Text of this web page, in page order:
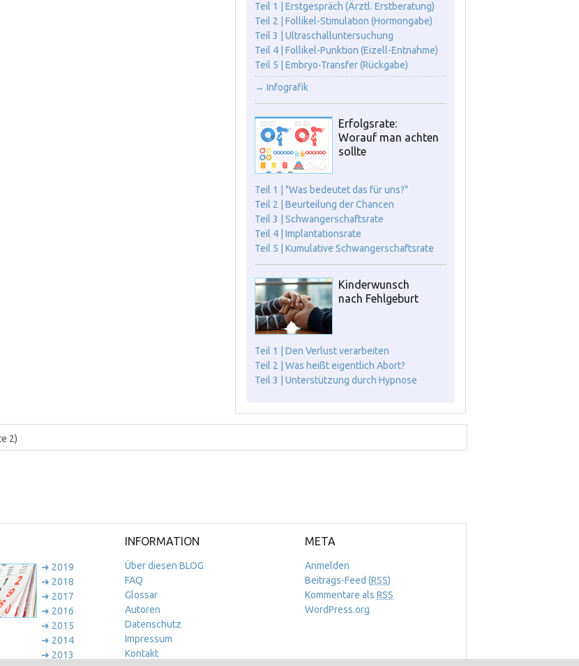
Teil 1 | Erstgespräch (Ärztl. Erstberatung)
Teil 2 | Follikel-Stimulation (Hormongabe)
Teil 3 | Ultraschalluntersuchung
Teil 4 | Follikel-Punktion (Eizell-Entnahme)
Teil 5 | Embryo-Transfer (Rückgabe)
→ Infografik
Erfolgsrate:
Worauf man achten
sollte
Teil 1 | "Was bedeutet das für uns?"
Teil 2 | Beurteilung der Chancen
Teil 3 | Schwangerschaftsrate
Teil 4 | Implantationsrate
Teil 5 | Kumulative Schwangerschaftsrate
Kinderwunsch
nach Fehlgeburt
Teil 1 | Den Verlust verarbeiten
Teil 2 | Was heißt eigentlich Abort?
Teil 3 | Unterstützung durch Hypnose
2)
➜ 2019
➜ 2018
➜ 2017
➜ 2016
➜ 2015
➜ 2014
➜ 2013
INFORMATION
Über diesen BLOG
FAQ
Glossar
Autoren
Datenschutz
Impressum
Kontakt
META
Anmelden
Beitrags-Feed (RSS)
Kommentare alsRSS
WordPress.org